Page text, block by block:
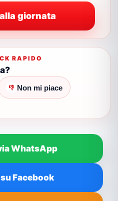
giornata
RAPIDO
👎 Non mi piace
WhatsApp
Facebook